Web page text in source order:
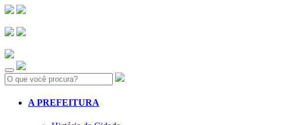
Search:
A PREFEITURA